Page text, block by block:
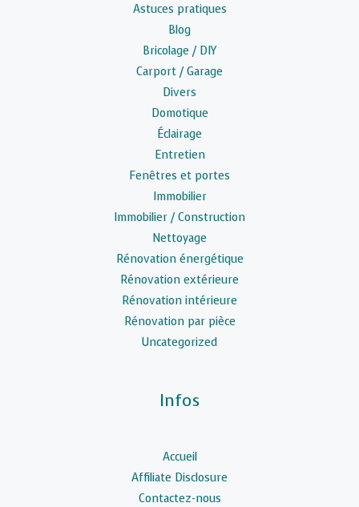
Astuces pratiques
Blog
Bricolage / DIY
Carport / Garage
Divers
Domotique
Éclairage
Entretien
Fenêtres et portes
Immobilier
Immobilier / Construction
Nettoyage
Rénovation énergétique
Rénovation extérieure
Rénovation intérieure
Rénovation par pièce
Uncategorized
Infos
Accueil
Affiliate Disclosure
Contactez-nous